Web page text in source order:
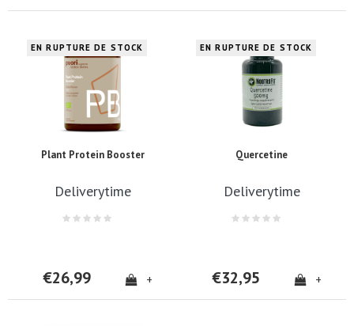
EN RUPTURE DE STOCK
Plant Protein Booster
Deliverytime
€26,99 +
EN RUPTURE DE STOCK
Quercetine
Deliverytime
€32,95 +